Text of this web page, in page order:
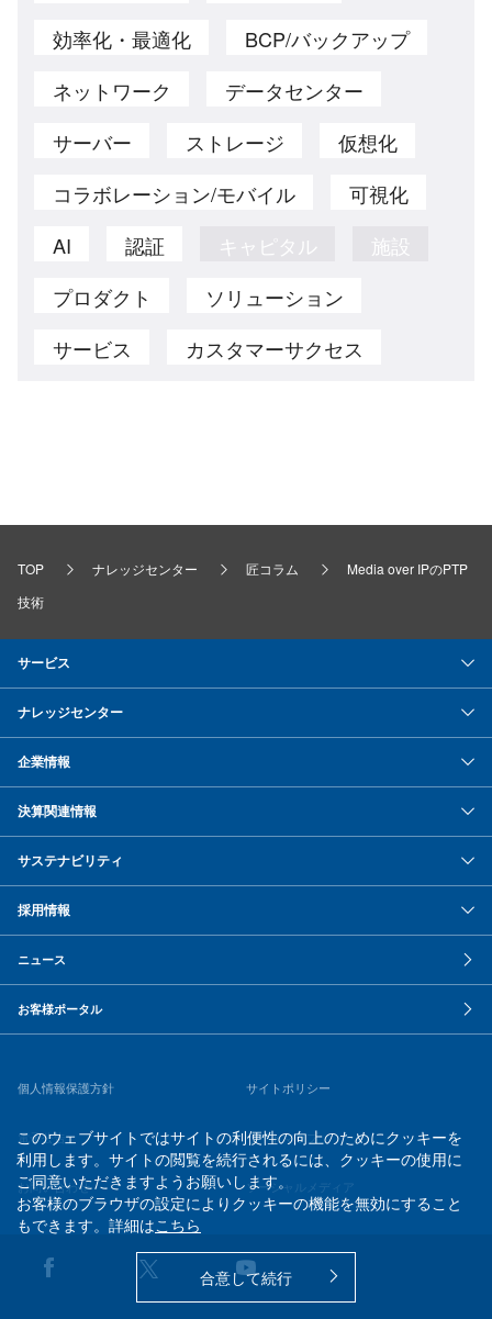
このウェブサイトではサイトの利便性の向上のためにクッキーを
利用します。サイトの閲覧を続行されるには、クッキーの使用に
ご同意いただきますようお願いします。
お客様のブラウザの設定によりクッキーの機能を無効にすること
もできます。詳細はこちら
合意して続行
効率化・最適化
BCP/バックアップ
ネットワーク
データセンター
サーバー
ストレージ
仮想化
コラボレーション/モバイル
可視化
AI
認証 キャピタル
施設
プロダクト
ソリューション
サービス
カスタマーサクセス
TOP ナレッジセンター 匠コラム
Media over IPのPTP
技術
サービス
ナレッジセンター
企業情報
決算関連情報
サステナビリティ
採用情報
ニュース
お客様ポータル
個人情報保護方針 サイトポリシー
電子公告 サイトマップ
お問い合わせ ソーシャルメディア